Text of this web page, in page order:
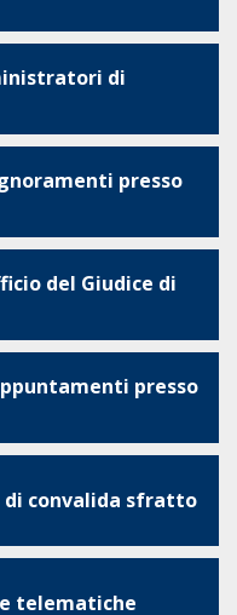
di
presso
del Giudice di
presso
di convalida sfratto
telematiche